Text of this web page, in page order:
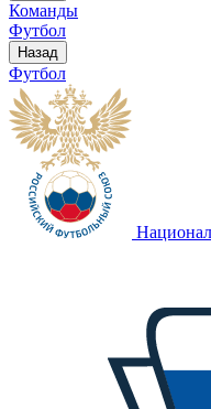
Команды
Футбол
Назад
Футбол